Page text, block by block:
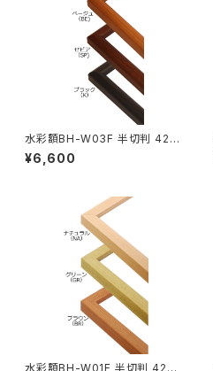
水彩額BH-W03F 半切判 423
×545ミリ
¥6,600
水彩額BH-W01F 半切判 423